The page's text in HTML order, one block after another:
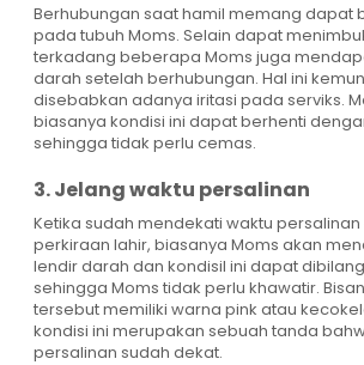
Berhubungan saat hamil memang dapat
pada tubuh Moms. Selain dapat
terkadang beberapa Moms juga
darah setelah berhubungan. Hal ini
disebabkan adanya iritasi pada serviks.
biasanya kondisi ini dapat berhenti
sehingga tidak perlu cemas.
3. Jelang waktu persalinan
Ketika sudah mendekati waktu persalinan
perkiraan lahir, biasanya Moms akan
lendir darah dan kondisil ini dapat
sehingga Moms tidak perlu khawatir.
tersebut memiliki warna pink atau
kondisi ini merupakan sebuah tanda
persalinan sudah dekat.